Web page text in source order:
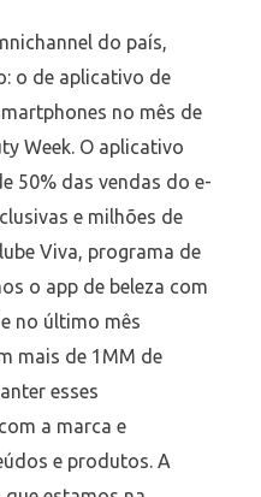
do país,
o de aplicativo de
no mês de
Week. O aplicativo
50% das vendas do e-
e milhões de
Viva, programa de
o app de beleza com
no último mês
mais de 1MM de
esses
a marca e
e produtos. A